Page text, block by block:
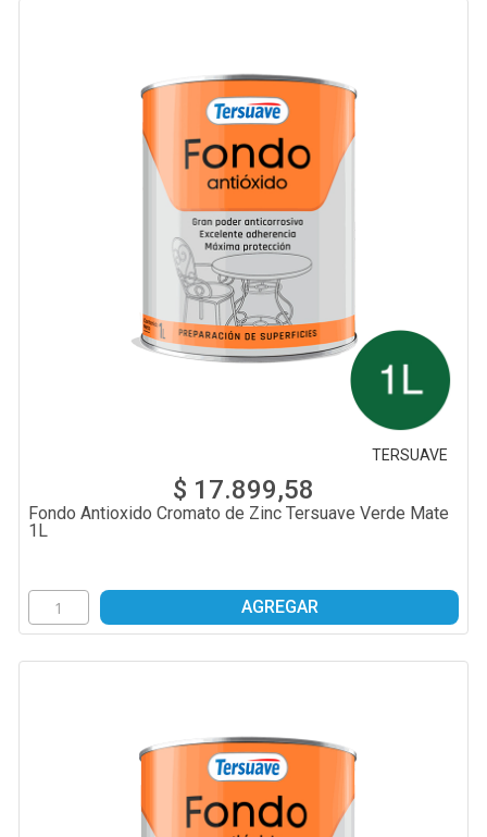
TERSUAVE
$ 17.899,58
Fondo Antioxido Cromato de Zinc Tersuave Verde Mate
1L
AGREGAR